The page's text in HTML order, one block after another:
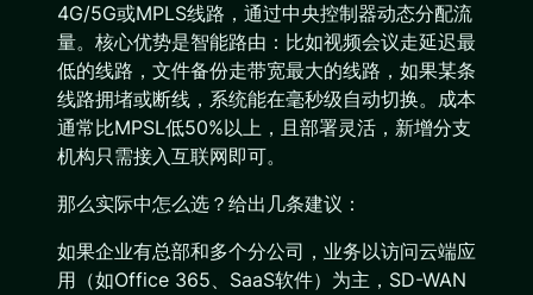
4G/5G或MPLS线路，通过中央控制器动态分配流
量。核心优势是智能路由：比如视频会议走延迟最
低的线路，文件备份走带宽最大的线路，如果某条
线路拥堵或断线，系统能在毫秒级自动切换。成本
通常比MPSL低50%以上，且部署灵活，新增分支
机构只需接入互联网即可。
那么实际中怎么选？给出几条建议：
如果企业有总部和多个分公司，业务以访问云端应
用（如Office 365、SaaS软件）为主，SD-WAN